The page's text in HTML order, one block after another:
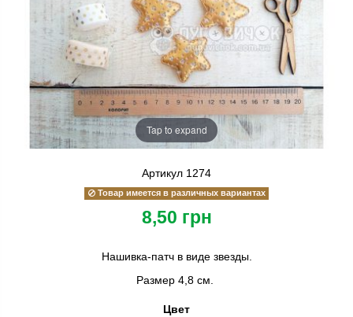
Tap to expand
Артикул 1274
Товар имеется в различных вариантах
8,50 грн
Нашивка-патч в виде звезды.
Размер 4,8 см.
Цвет